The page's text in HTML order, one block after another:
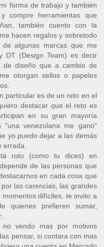
forma de trabajo y también
compre herramientas que
también cuento con la
hacen regalos y sobretodo
algunas marcas que me
DT (Design Team) es decir
diseño que a cambio de
otorgan sellos o papeles
particular es de un reto en el
destacar que el reto es
en su gran mayoría
"una venezolana me gano"
yo puedo dejar a las demás
errada.
roto (como tu dices) en
de las personas que
en cada cosa que
las carencias, las grandes
difíciles, te invito a
quienes prefieren sumar,
vendo mas por motivos
pensar, si contara con mas